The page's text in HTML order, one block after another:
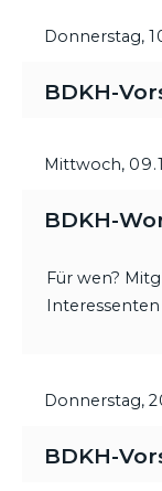
Donnerstag,
BDKH-
Mittwoch,
BDKH-
Für wen?
Donnerstag,
BDKH-